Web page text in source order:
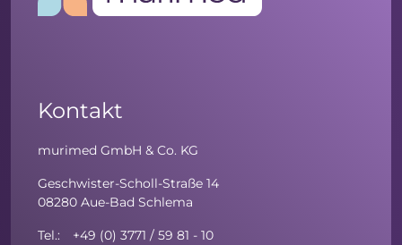
Kontakt
murimed GmbH & Co. KG
Geschwister-Scholl-Straße 14
08280 Aue-Bad Schlema
Tel.: +49 (0) 3771 / 59 81 - 10